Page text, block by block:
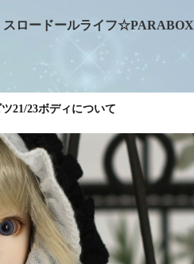
スロードールライフ☆PARABOX
21/23ボディについて